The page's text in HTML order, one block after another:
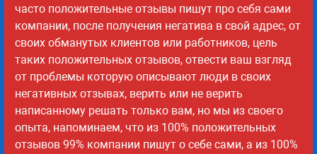
часто положительные отзывы пишут про себя сами
компании, после получения негатива в свой адрес, от
своих обманутых клиентов или работников, цель
таких положительных отзывов, отвести ваш взгляд
от проблемы которую описывают люди в своих
негативных отзывах, верить или не верить
написанному решать только вам, но мы из своего
опыта, напоминаем, что из 100% положительных
отзывов 99% компании пишут о себе сами, а из 100%